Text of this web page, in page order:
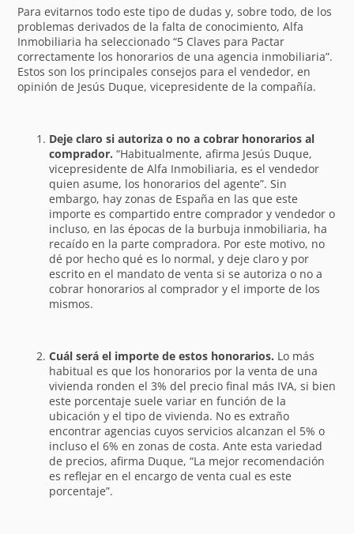
Para evitarnos todo este tipo de dudas y, sobre todo, de los
problemas derivados de la falta de conocimiento, Alfa
Inmobiliaria ha seleccionado “5 Claves para Pactar
correctamente los honorarios de una agencia inmobiliaria”.
Estos son los principales consejos para el vendedor, en
opinión de Jesús Duque, vicepresidente de la compañía.
Deje claro si autoriza o no a cobrar honorarios al
comprador. “Habitualmente, afirma Jesús Duque,
vicepresidente de Alfa Inmobiliaria, es el vendedor
quien asume, los honorarios del agente”. Sin
embargo, hay zonas de España en las que este
importe es compartido entre comprador y vendedor o
incluso, en las épocas de la burbuja inmobiliaria, ha
recaído en la parte compradora. Por este motivo, no
dé por hecho qué es lo normal, y deje claro y por
escrito en el mandato de venta si se autoriza o no a
cobrar honorarios al comprador y el importe de los
mismos.
Cuál será el importe de estos honorarios. Lo más
habitual es que los honorarios por la venta de una
vivienda ronden el 3% del precio final más IVA, si bien
este porcentaje suele variar en función de la
ubicación y el tipo de vivienda. No es extraño
encontrar agencias cuyos servicios alcanzan el 5% o
incluso el 6% en zonas de costa. Ante esta variedad
de precios, afirma Duque, “La mejor recomendación
es reflejar en el encargo de venta cual es este
porcentaje”.